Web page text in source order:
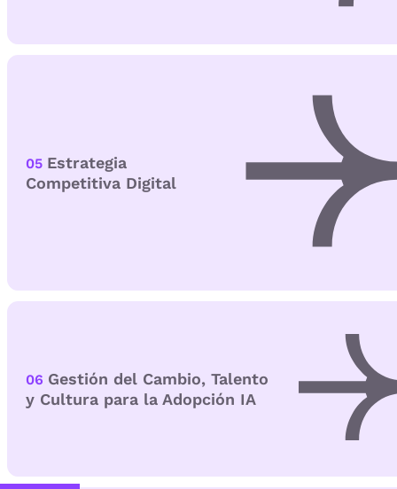
05 Estrategia
Competitiva Digital
06 Gestión del Cambio, Talento
y Cultura para la Adopción IA